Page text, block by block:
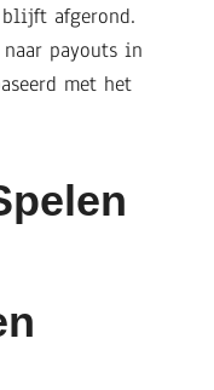
blijft afgerond.
payouts in
met het